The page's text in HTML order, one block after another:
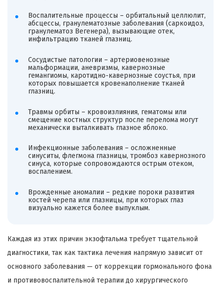
Воспалительные процессы – орбитальный целлюлит,
абсцессы, гранулематозные заболевания (саркоидоз,
гранулематоз Вегенера), вызывающие отек,
инфильтрацию тканей глазниц.
Сосудистые патологии – артериовенозные
мальформации, аневризмы, кавернозные
гемангиомы, каротидно-кавернозные соустья, при
которых повышается кровенаполнение тканей
глазниц.
Травмы орбиты – кровоизлияния, гематомы или
смещение костных структур после перелома могут
механически выталкивать глазное яблоко.
Инфекционные заболевания – осложненные
синуситы, флегмона глазницы, тромбоз кавернозного
синуса, которые сопровождаются острым отеком,
воспалением.
Врожденные аномалии – редкие пороки развития
костей черепа или глазницы, при которых глаз
визуально кажется более выпуклым.
Каждая из этих причин экзофтальма требует тщательной
диагностики, так как тактика лечения напрямую зависит от
основного заболевания — от коррекции гормонального фона
и противовоспалительной терапии до хирургического